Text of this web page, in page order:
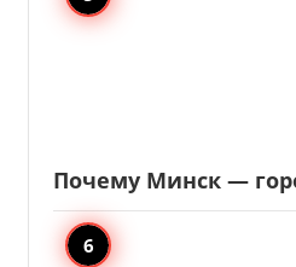
Почему Минск —